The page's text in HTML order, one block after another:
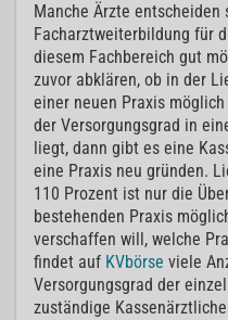
Manche Ärzte entscheiden
Facharztweiterbildung für
diesem Fachbereich gut
zuvor abklären, ob in der
einer neuen Praxis
der Versorgungsgrad in
liegt, dann gibt es eine
eine Praxis neu gründen.
110 Prozent ist nur die
bestehenden Praxis
verschaffen will, welche
findet auf KVbörse viele
Versorgungsgrad der
zuständige